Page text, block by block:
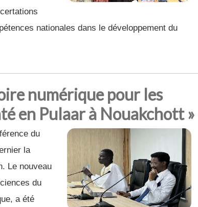
nationales dans le développement du
numérique pour les
en Pulaar à Nouakchott »
du
la
Le nouveau
du
a été